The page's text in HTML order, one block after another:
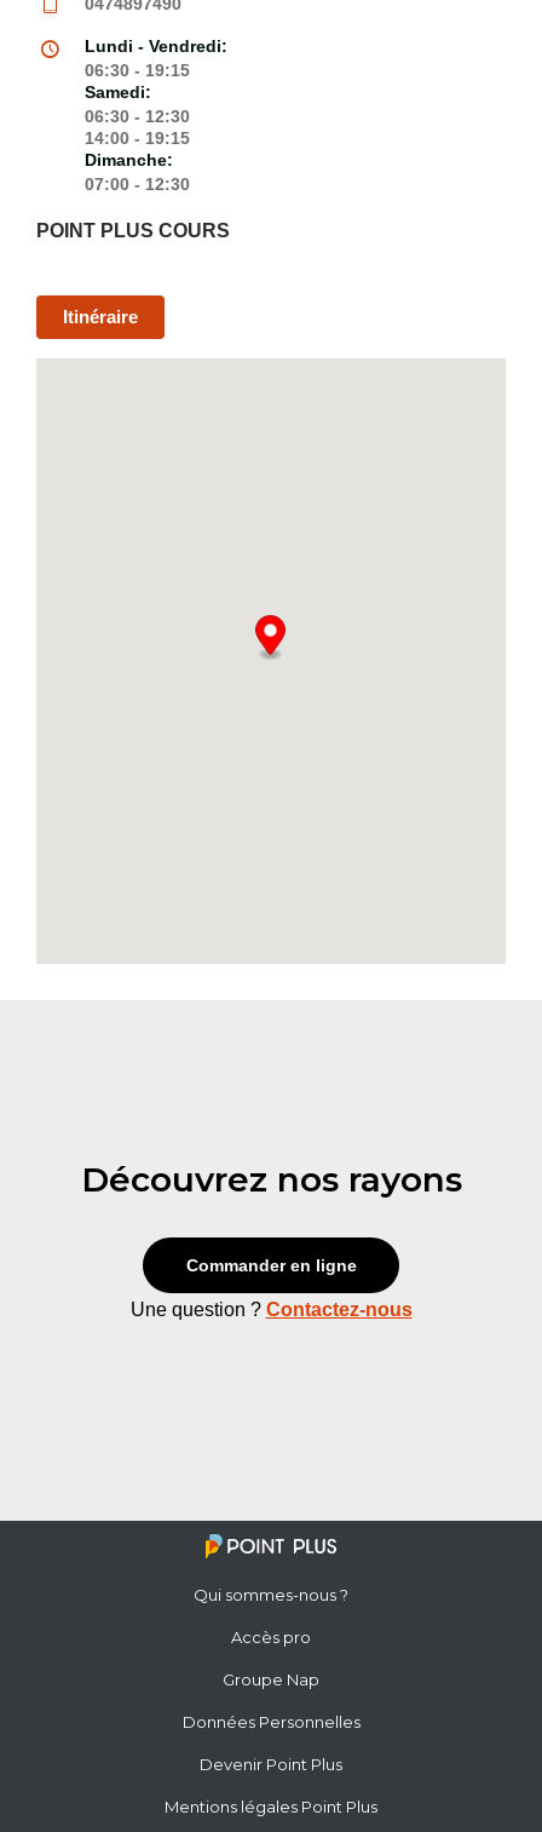
Lundi - Vendredi:
06:30 - 19:15
Samedi:
06:30 - 12:30
14:00 - 19:15
Dimanche:
07:00 - 12:30
POINT PLUS COURS
Itinéraire
Découvrez nos rayons
Commander en ligne
Une question ? Contactez-nous
Qui sommes-nous ?
Accès pro
Groupe Nap
Données Personnelles
Devenir Point Plus
Mentions légales Point Plus